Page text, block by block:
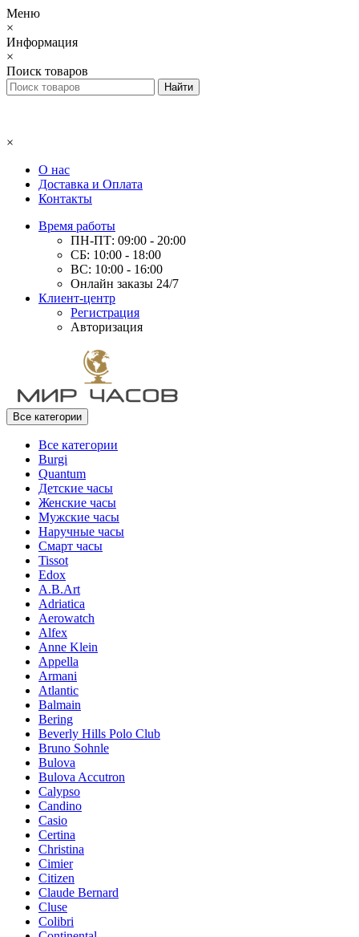
Меню
×
Информация
×
Поиск товаров
×
О нас
Доставка и Оплата
Контакты
Время работы
ПН-ПТ: 09:00 - 20:00
СБ: 10:00 - 18:00
ВС: 10:00 - 16:00
Онлайн заказы 24/7
Клиент-центр
Регистрация
Авторизация
Все категории
Все категории
Burgi
Quantum
Детские часы
Женские часы
Мужские часы
Наручные часы
Смарт часы
Tissot
Edox
A.B.Art
Adriatica
Aerowatch
Alfex
Anne Klein
Appella
Armani
Atlantic
Balmain
Bering
Beverly Hills Polo Club
Bruno Sohnle
Bulova
Bulova Accutron
Calypso
Candino
Casio
Certina
Christina
Cimier
Citizen
Claude Bernard
Cluse
Colibri